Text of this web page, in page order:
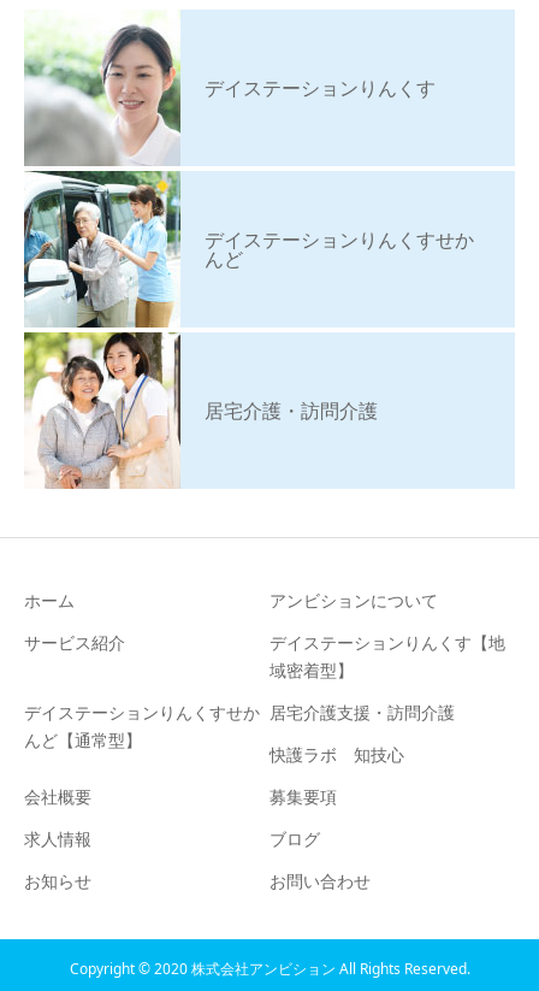
デイステーションりんくす
デイステーションりんくすせか
んど
居宅介護・訪問介護
ホーム
アンビションについて
サービス紹介
デイステーションりんくす【地
域密着型】
デイステーションりんくすせか
んど【通常型】
居宅介護支援・訪問介護
快護ラボ 知技心
会社概要
募集要項
求人情報
ブログ
お知らせ
お問い合わせ
Copyright © 2020 株式会社アンビション All Rights Reserved.